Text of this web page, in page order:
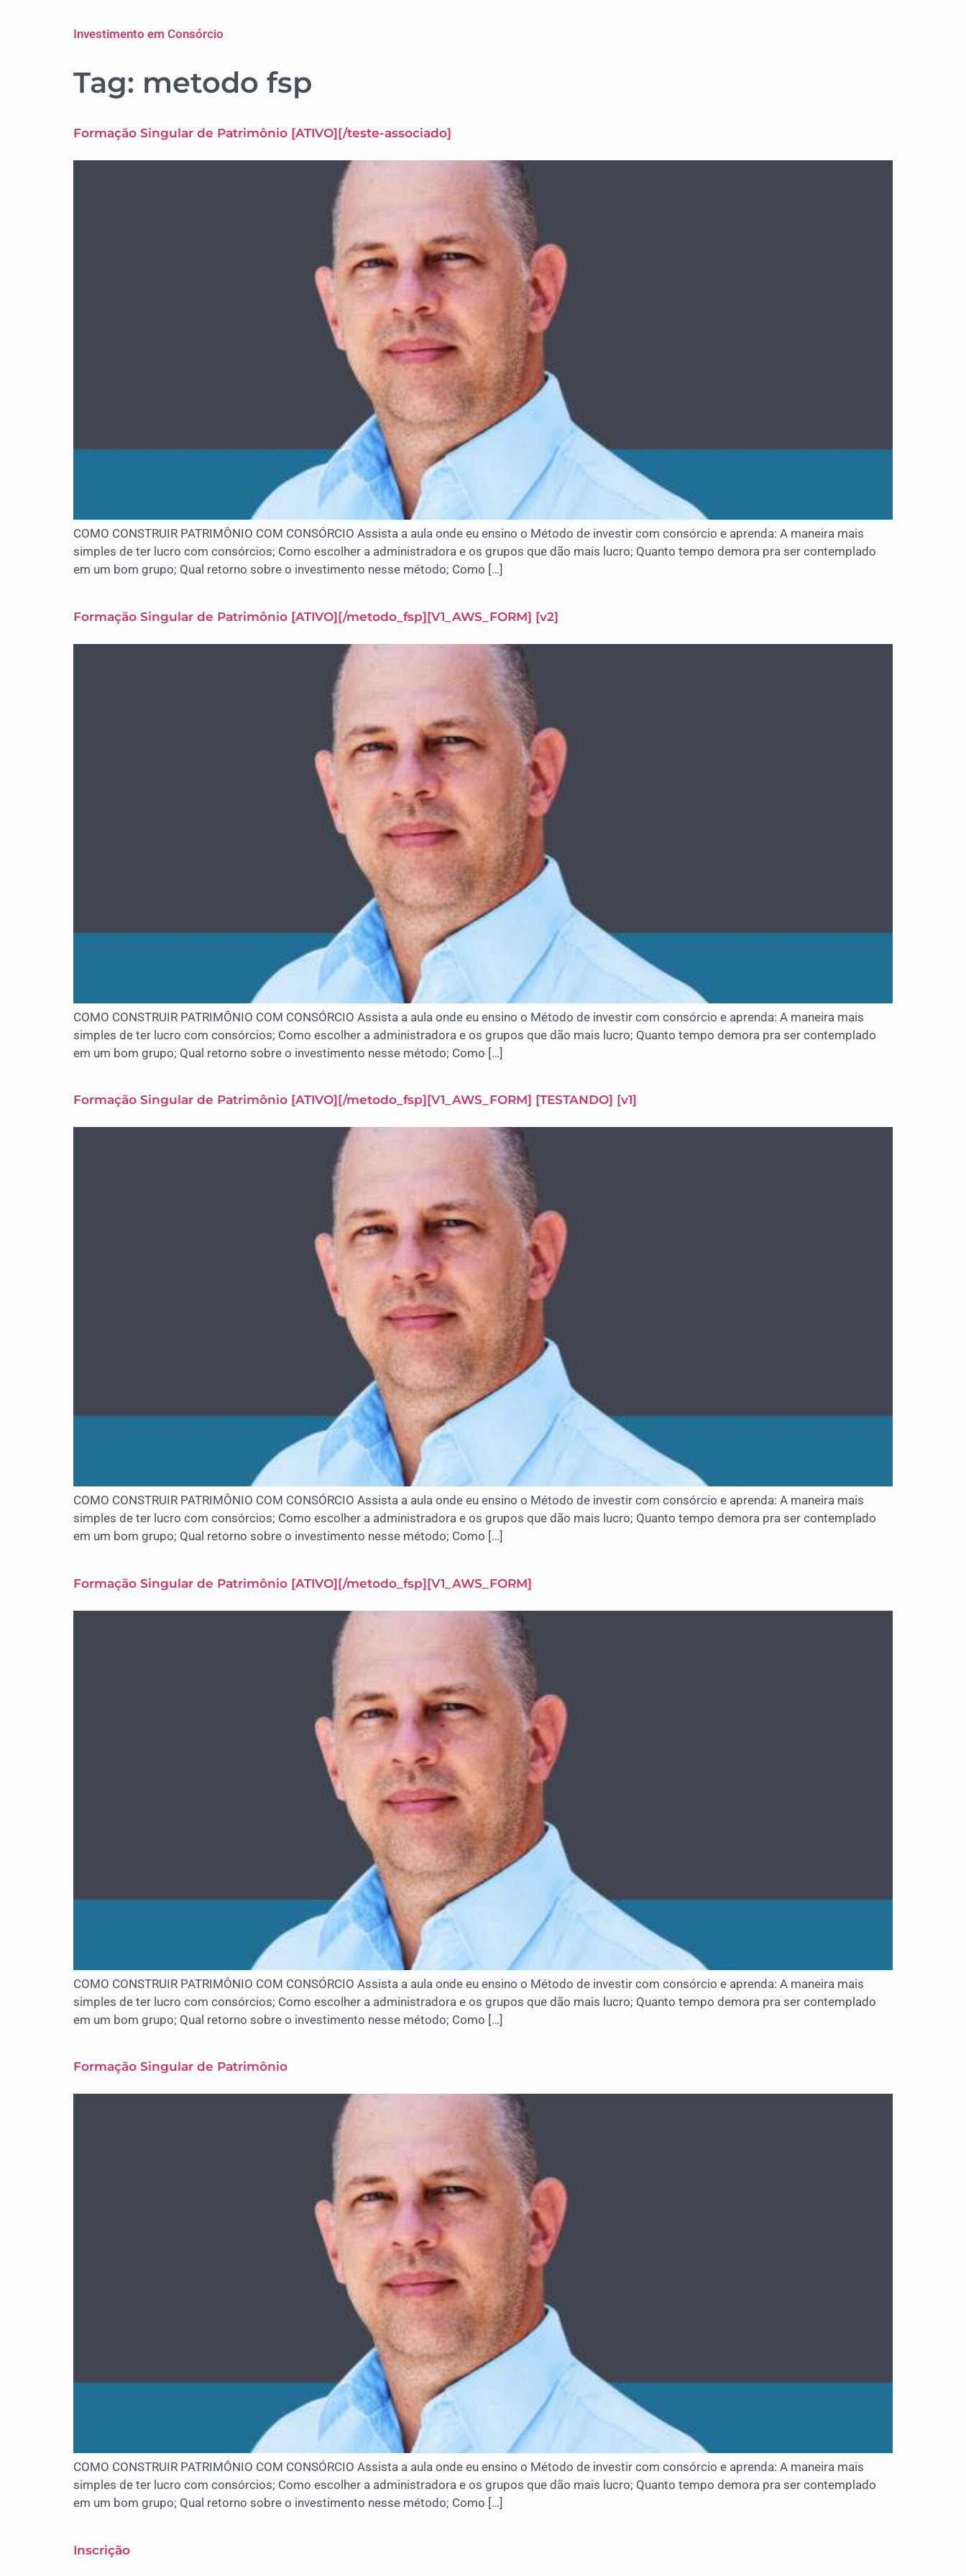
Investimento em Consórcio
Tag: metodo fsp
Formação Singular de Patrimônio [ATIVO][/teste-associado]
COMO CONSTRUIR PATRIMÔNIO COM CONSÓRCIO Assista a aula onde eu ensino o Método de investir com consórcio e aprenda: A maneira mais
simples de ter lucro com consórcios; Como escolher a administradora e os grupos que dão mais lucro; Quanto tempo demora pra ser contemplado
em um bom grupo; Qual retorno sobre o investimento nesse método; Como […]
Formação Singular de Patrimônio [ATIVO][/metodo_fsp][V1_AWS_FORM] [v2]
COMO CONSTRUIR PATRIMÔNIO COM CONSÓRCIO Assista a aula onde eu ensino o Método de investir com consórcio e aprenda: A maneira mais
simples de ter lucro com consórcios; Como escolher a administradora e os grupos que dão mais lucro; Quanto tempo demora pra ser contemplado
em um bom grupo; Qual retorno sobre o investimento nesse método; Como […]
Formação Singular de Patrimônio [ATIVO][/metodo_fsp][V1_AWS_FORM] [TESTANDO] [v1]
COMO CONSTRUIR PATRIMÔNIO COM CONSÓRCIO Assista a aula onde eu ensino o Método de investir com consórcio e aprenda: A maneira mais
simples de ter lucro com consórcios; Como escolher a administradora e os grupos que dão mais lucro; Quanto tempo demora pra ser contemplado
em um bom grupo; Qual retorno sobre o investimento nesse método; Como […]
Formação Singular de Patrimônio [ATIVO][/metodo_fsp][V1_AWS_FORM]
COMO CONSTRUIR PATRIMÔNIO COM CONSÓRCIO Assista a aula onde eu ensino o Método de investir com consórcio e aprenda: A maneira mais
simples de ter lucro com consórcios; Como escolher a administradora e os grupos que dão mais lucro; Quanto tempo demora pra ser contemplado
em um bom grupo; Qual retorno sobre o investimento nesse método; Como […]
Formação Singular de Patrimônio
COMO CONSTRUIR PATRIMÔNIO COM CONSÓRCIO Assista a aula onde eu ensino o Método de investir com consórcio e aprenda: A maneira mais
simples de ter lucro com consórcios; Como escolher a administradora e os grupos que dão mais lucro; Quanto tempo demora pra ser contemplado
em um bom grupo; Qual retorno sobre o investimento nesse método; Como […]
Inscrição